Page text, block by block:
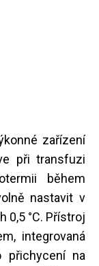
zařízení
při transfuzi
během
nastavit v
0,5 °C. Přístroj
integrovaná
přichycení na